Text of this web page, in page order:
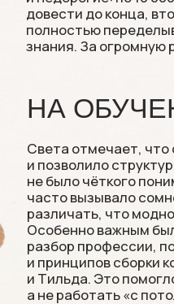
ОБУЧЕНИИ
ПРОДАННЫЕ НА
структурировать
чёткого понимания,
что модно, а что нет,
важным был подход к
профессии, понимание
сборки концепций,
Это помогло
«с потолка». В
создавать
заказчики выражают